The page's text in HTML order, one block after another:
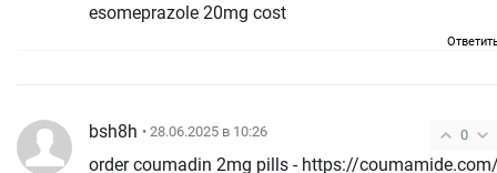
esomeprazole 20mg cost
0
bsh8h • 28.06.2025 в 10:26
order coumadin 2mg pills - https://